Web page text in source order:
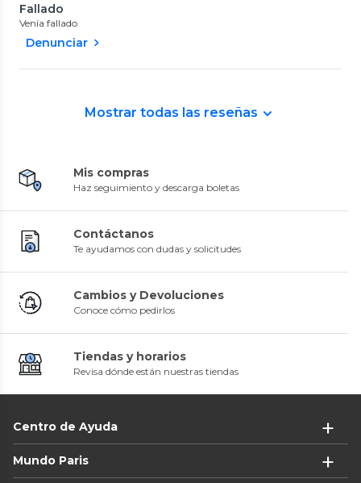
Fallado
Venía fallado
Denunciar
Mostrar todas las reseñas
Mis compras
Haz seguimiento y descarga boletas
Contáctanos
Te ayudamos con dudas y solicitudes
Cambios y Devoluciones
Conoce cómo pedirlos
Tiendas y horarios
Revisa dónde están nuestras tiendas
Centro de Ayuda
Mundo Paris